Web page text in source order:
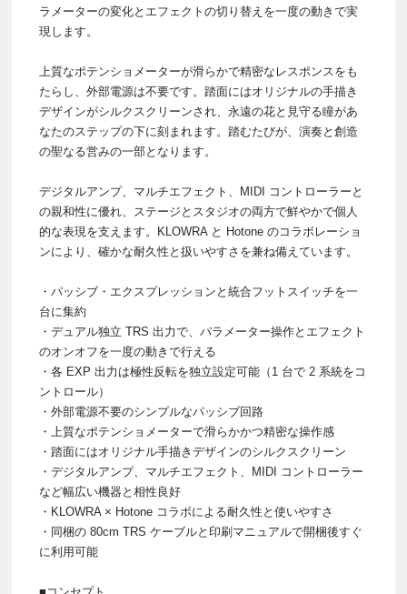
ラメーターの変化とエフェクトの切り替えを一度の動きで実
現します。
上質なポテンショメーターが滑らかで精密なレスポンスをも
たらし、外部電源は不要です。踏面にはオリジナルの手描き
デザインがシルクスクリーンされ、永遠の花と見守る瞳があ
なたのステップの下に刻まれます。踏むたびが、演奏と創造
の聖なる営みの一部となります。
デジタルアンプ、マルチエフェクト、MIDI コントローラーと
の親和性に優れ、ステージとスタジオの両方で鮮やかで個人
的な表現を支えます。KLOWRA と Hotone のコラボレーショ
ンにより、確かな耐久性と扱いやすさを兼ね備えています。
・パッシブ・エクスプレッションと統合フットスイッチを一
台に集約
・デュアル独立 TRS 出力で、パラメーター操作とエフェクト
のオンオフを一度の動きで行える
・各 EXP 出力は極性反転を独立設定可能（1 台で 2 系統をコ
ントロール）
・外部電源不要のシンプルなパッシブ回路
・上質なポテンショメーターで滑らかかつ精密な操作感
・踏面にはオリジナル手描きデザインのシルクスクリーン
・デジタルアンプ、マルチエフェクト、MIDI コントローラー
など幅広い機器と相性良好
・KLOWRA × Hotone コラボによる耐久性と使いやすさ
・同梱の 80cm TRS ケーブルと印刷マニュアルで開梱後すぐ
に利用可能